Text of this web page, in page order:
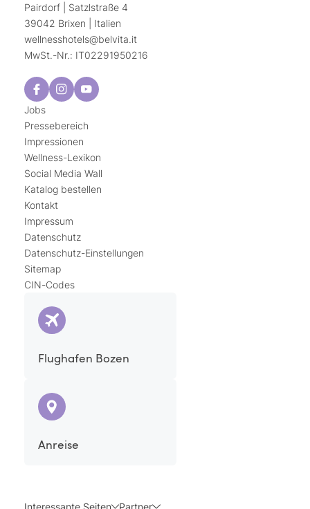
Pairdorf | Satzlstraße 4
39042 Brixen | Italien
wellnesshotels@belvita.it
MwSt.-Nr.: IT02291950216
Jobs
Pressebereich
Impressionen
Wellness-Lexikon
Social Media Wall
Katalog bestellen
Kontakt
Impressum
Datenschutz
Datenschutz-Einstellungen
Sitemap
CIN-Codes
Flughafen Bozen
Anreise
Interessante Seiten Partner